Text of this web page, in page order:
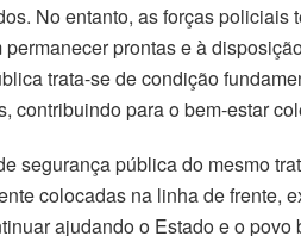
No entanto, as forças policiais
prontas e à
trata-se de condição
contribuindo para o bem-estar
segurança pública do mesmo
colocadas na linha de frente,
ajudando o Estado e o povo